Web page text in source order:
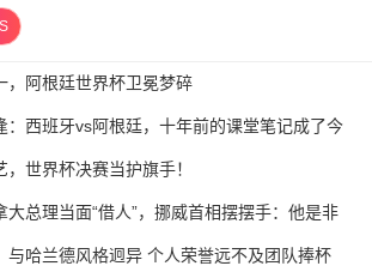
，阿根廷世界杯卫冕梦碎
：西班牙vs阿根廷，十年前的课堂笔记成了今
世界杯决赛当护旗手！
大总理当面“借人”，挪威首相摆摆手：他是非
与哈兰德风格迥异 个人荣誉远不及团队捧杯